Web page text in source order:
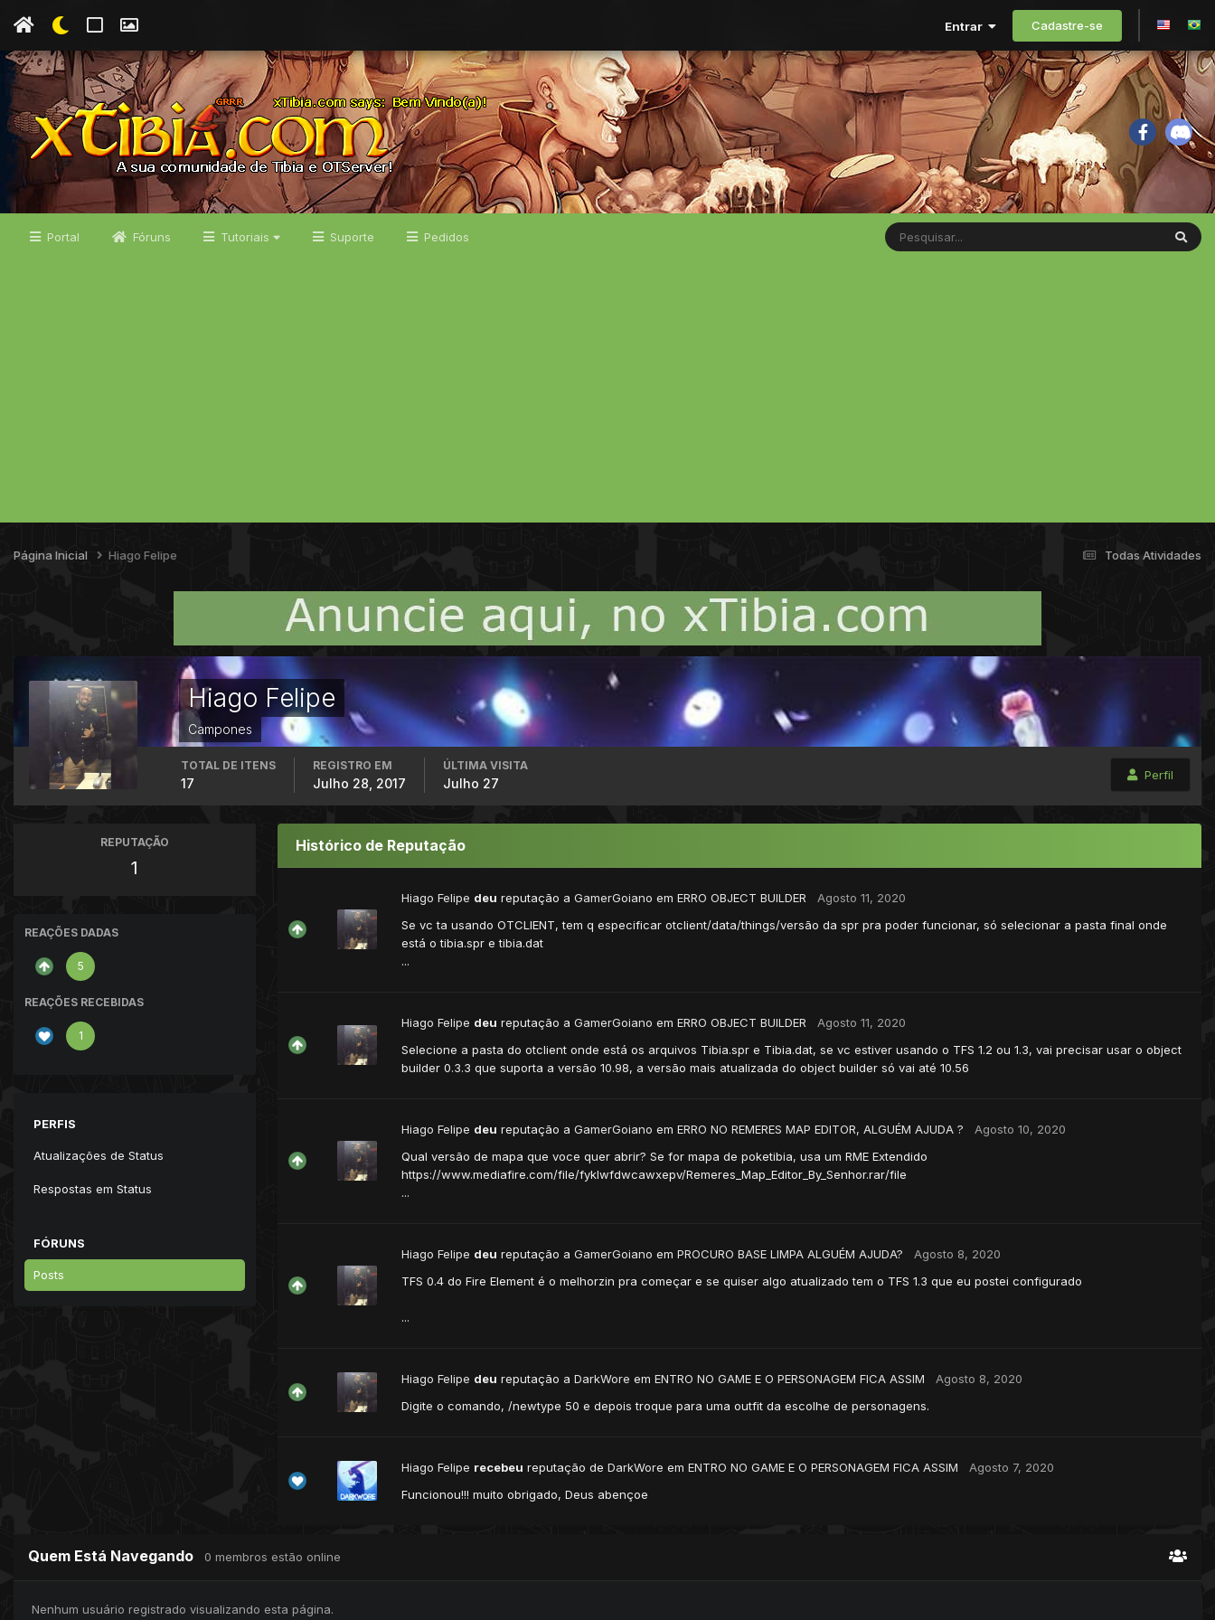
Entrar Cadastre-se
Portal Fóruns Tutoriais Suporte Pedidos
Todas Atividades
Página Inicial Hiago Felipe
Hiago Felipe
Campones
Perfil
TOTAL DE ITENS
17
REGISTRO EM
Julho 28, 2017
ÚLTIMA VISITA
Julho 27
REPUTAÇÃO
1
REAÇÕES DADAS
5
REAÇÕES RECEBIDAS
1
PERFIS
Atualizações de Status
Respostas em Status
FÓRUNS
Posts
Histórico de Reputação
Hiago Felipe deu reputação a GamerGoiano em ERRO OBJECT BUILDER
Agosto 11, 2020
Se vc ta usando OTCLIENT, tem q especificar otclient/data/things/versão da spr pra poder funcionar, só selecionar a pasta final onde
está o tibia.spr e tibia.dat
...
Hiago Felipe deu reputação a GamerGoiano em ERRO OBJECT BUILDER
Agosto 11, 2020
Selecione a pasta do otclient onde está os arquivos Tibia.spr e Tibia.dat, se vc estiver usando o TFS 1.2 ou 1.3, vai precisar usar o object
builder 0.3.3 que suporta a versão 10.98, a versão mais atualizada do object builder só vai até 10.56
Hiago Felipe deu reputação a GamerGoiano em ERRO NO REMERES MAP EDITOR, ALGUÉM AJUDA ?
Agosto 10, 2020
Qual versão de mapa que voce quer abrir? Se for mapa de poketibia, usa um RME Extendido
https://www.mediafire.com/file/fyklwfdwcawxepv/Remeres_Map_Editor_By_Senhor.rar/file
...
Hiago Felipe deu reputação a GamerGoiano em PROCURO BASE LIMPA ALGUÉM AJUDA?
Agosto 8, 2020
TFS 0.4 do Fire Element é o melhorzin pra começar e se quiser algo atualizado tem o TFS 1.3 que eu postei configurado
...
Hiago Felipe deu reputação a DarkWore em ENTRO NO GAME E O PERSONAGEM FICA ASSIM
Agosto 8, 2020
Digite o comando, /newtype 50 e depois troque para uma outfit da escolhe de personagens.
Hiago Felipe recebeu reputação de DarkWore em ENTRO NO GAME E O PERSONAGEM FICA ASSIM
Agosto 7, 2020
Funcionou!!! muito obrigado, Deus abençoe
Quem Está Navegando 0 membros estão online
Nenhum usuário registrado visualizando esta página.